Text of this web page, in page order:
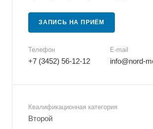
ЗАПИСЬ НА ПРИЁМ
Телефон
+7 (3452) 56-12-12
E-mail
info@nord-
Квалификационная категория
Второй